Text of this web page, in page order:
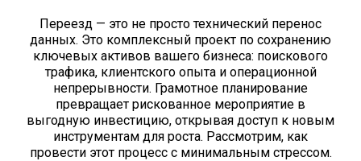
Переезд — это не просто технический перенос
данных. Это комплексный проект по сохранению
ключевых активов вашего бизнеса: поискового
трафика, клиентского опыта и операционной
непрерывности. Грамотное планирование
превращает рискованное мероприятие в
выгодную инвестицию, открывая доступ к новым
инструментам для роста. Рассмотрим, как
провести этот процесс с минимальным стрессом.